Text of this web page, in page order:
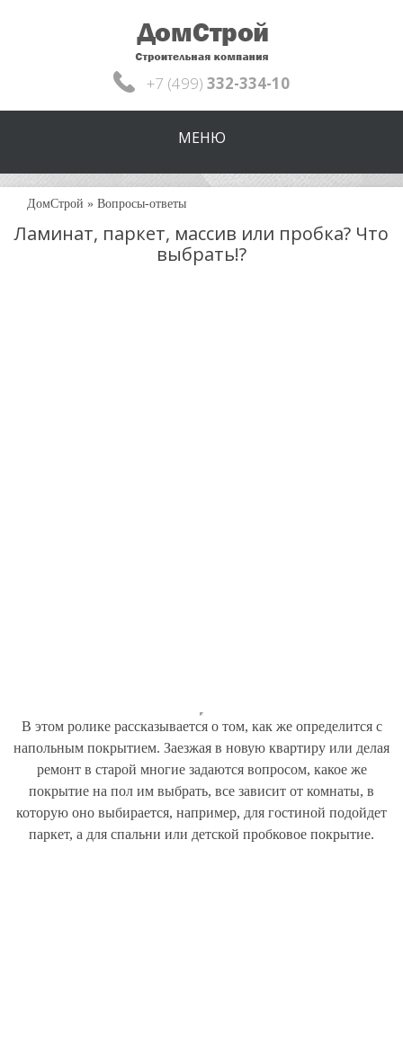
+7 (499) 332-334-10
МЕНЮ
ДомСтрой » Вопросы-ответы
Ламинат, паркет, массив или пробка? Что
выбрать!?
В этом ролике рассказывается о том, как же определится с
напольным покрытием. Заезжая в новую квартиру или делая
ремонт в старой многие задаются вопросом, какое же
покрытие на пол им выбрать, все зависит от комнаты, в
которую оно выбирается, например, для гостиной подойдет
паркет, а для спальни или детской пробковое покрытие.